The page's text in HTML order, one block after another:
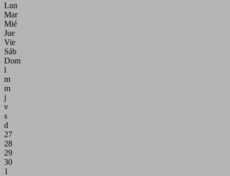
Lun
Mar
Mié
Jue
Vie
Sáb
Dom
l
m
m
j
v
s
d
27
28
29
30
1